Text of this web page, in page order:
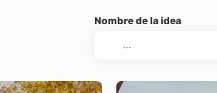
Nombre de la idea